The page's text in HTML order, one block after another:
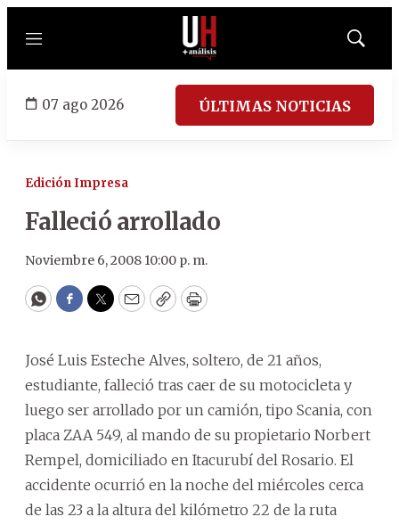
Menú
Mostrar
07 ago 2026 ÚLTIMAS NOTICIAS
Edición Impresa
Falleció arrollado
Noviembre 6, 2008 10:00 p. m.
WhatsApp
Facebook
Twitter
EmailCopyPrint
José Luis Esteche Alves, soltero, de 21 años,
estudiante, falleció tras caer de su motocicleta y
luego ser arrollado por un camión, tipo Scania, con
placa ZAA 549, al mando de su propietario Norbert
Rempel, domiciliado en Itacurubí del Rosario. El
accidente ocurrió en la noche del miércoles cerca
de las 23 a la altura del kilómetro 22 de la ruta